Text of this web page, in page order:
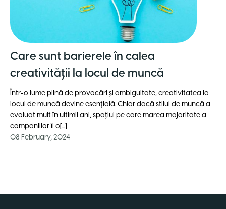
Care sunt barierele în calea
creativității la locul de muncă
Într-o lume plină de provocări și ambiguitate, creativitatea la
locul de muncă devine esențială. Chiar dacă stilul de muncă a
evoluat mult în ultimii ani, spațiul pe care marea majoritate a
companiilor îl o[...]
08 February, 2024